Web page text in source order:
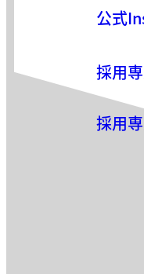
公式
採用
採用